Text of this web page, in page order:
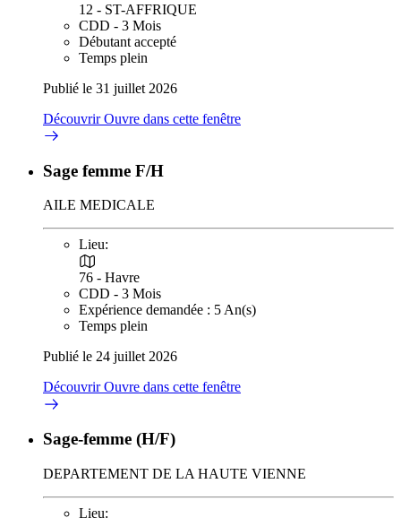
12 - ST-AFFRIQUE
CDD - 3 Mois
Débutant accepté
Temps plein
Publié le 31 juillet 2026
DécouvrirOuvre dans cette fenêtre
Sage femme F/H
AILE MEDICALE
Lieu:
76 - Havre
CDD - 3 Mois
Expérience demandée : 5 An(s)
Temps plein
Publié le 24 juillet 2026
DécouvrirOuvre dans cette fenêtre
Sage-femme (H/F)
DEPARTEMENT DE LA HAUTE VIENNE
Lieu: